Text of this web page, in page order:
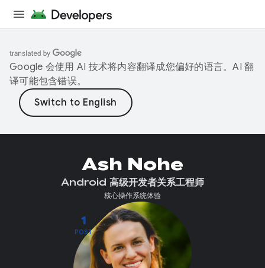
Google 会使用 AI 技术将内容翻译成您偏好的语言。AI 翻
译可能包含错误。
1
POST
Ash Nohe
Android 高级开发者关系工程师
核心操作系统体验